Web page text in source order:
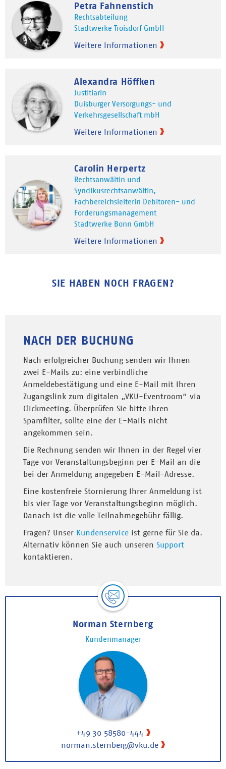
Petra Fahnenstich
Rechtsabteilung
Stadtwerke Troisdorf GmbH
Weitere Informationen
Alexandra Höffken
Justitiarin
Duisburger Versorgungs- und
Verkehrsgesellschaft mbH
Weitere Informationen
Carolin Herpertz
Rechtsanwältin und
Syndikusrechtsanwältin,
Fachbereichsleiterin Debitoren- und
Forderungsmanagement
Stadtwerke Bonn GmbH
Weitere Informationen
SIE HABEN NOCH FRAGEN?
NACH DER BUCHUNG
Nach erfolgreicher Buchung senden wir Ihnen
zwei E-Mails zu: eine verbindliche
Anmeldebestätigung und eine E-Mail mit Ihren
Zugangslink zum digitalen „VKU-Eventroom“ via
Clickmeeting. Überprüfen Sie bitte Ihren
Spamfilter, sollte eine der E-Mails nicht
angekommen sein.
Die Rechnung senden wir Ihnen in der Regel vier
Tage vor Veranstaltungsbeginn per E-Mail an die
bei der Anmeldung angegeben E-Mail-Adresse.
Eine kostenfreie Stornierung Ihrer Anmeldung ist
bis vier Tage vor Veranstaltungsbeginn möglich.
Danach ist die volle Teilnahmegebühr fällig.
Fragen? Unser Kundenservice ist gerne für Sie da.
Alternativ können Sie auch unseren Support
kontaktieren.
Norman Sternberg
Kundenmanager
+49 30 58580-444
norman.sternberg@vku.de